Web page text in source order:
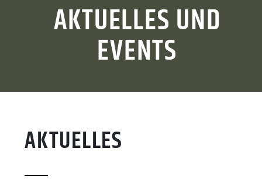
AKTUELLES UND
EVENTS
AKTUELLES